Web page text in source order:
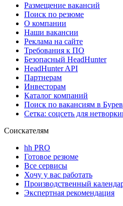
Размещение вакансий
Поиск по резюме
О компании
Наши вакансии
Реклама на сайте
Требования к ПО
Безопасный HeadHunter
HeadHunter API
Партнерам
Инвесторам
Каталог компаний
Поиск по вакансиям в
Сетка: соцсеть для
Соискателям
hh PRO
Готовое резюме
Все сервисы
Хочу у вас работать
Производственный
Экспертная рекомендация